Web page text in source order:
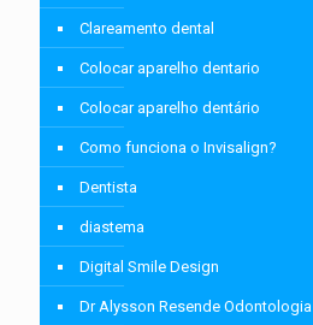
Clareamento dental
Colocar aparelho dentario
Colocar aparelho dentário
Como funciona o Invisalign?
Dentista
diastema
Digital Smile Design
Dr Alysson Resende Odontologia